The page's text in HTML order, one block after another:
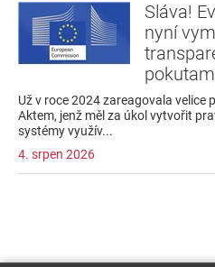
Sláva!
nyní
Už v roce 2024 zareagovala velice
Aktem, jenž měl za úkol vytvořit
systémy využív...
4. srpen 2026